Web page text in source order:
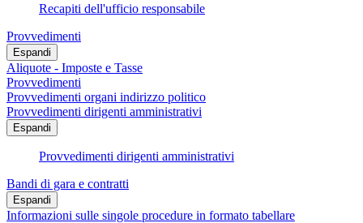
Recapiti dell'ufficio responsabile
Provvedimenti
Espandi
Aliquote - Imposte e Tasse
Provvedimenti
Provvedimenti organi indirizzo politico
Provvedimenti dirigenti amministrativi
Espandi
Provvedimenti dirigenti amministrativi
Bandi di gara e contratti
Espandi
Informazioni sulle singole procedure in formato tabellare